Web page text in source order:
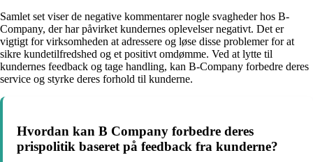
Samlet set viser de negative kommentarer nogle svagheder hos B-
Company, der har påvirket kundernes oplevelser negativt. Det er
vigtigt for virksomheden at adressere og løse disse problemer for at
sikre kundetilfredshed og et positivt omdømme. Ved at lytte til
kundernes feedback og tage handling, kan B-Company forbedre deres
service og styrke deres forhold til kunderne.
Hvordan kan B Company forbedre deres
prispolitik baseret på feedback fra kunderne?